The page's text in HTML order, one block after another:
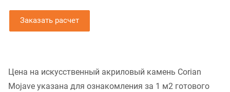
Заказать расчет
Цена на искусственный акриловый камень Corian
Mojave указана для ознакомления за 1 м2 готового